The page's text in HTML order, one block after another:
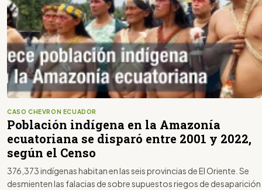
CASO CHEVRON ECUADOR
Población indígena en la Amazonía
ecuatoriana se disparó entre 2001 y 2022,
según el Censo
376,373 indígenas habitan en las seis provincias de El Oriente. Se
desmienten las falacias de sobre supuestos riegos de desaparición